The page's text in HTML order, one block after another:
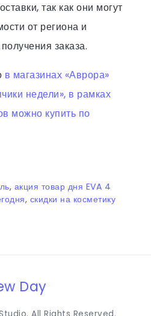
так как они могут
от региона и
заказа.
в магазинах «Аврора»
недели», в рамках
можно купить по
, акция товар дня EVA 4
, скидки на косметику
Day